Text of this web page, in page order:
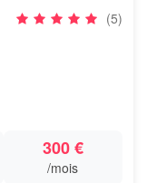
(5)
300 €
/mois